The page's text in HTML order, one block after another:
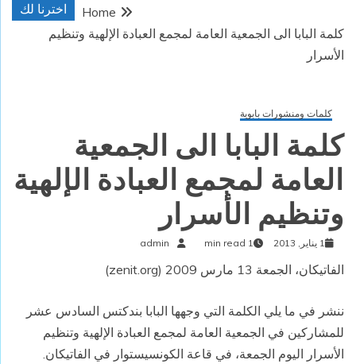
اخترنا لك
Home
كلمة البابا الى الجمعية العامة لمجمع العبادة الإلهية وتنظيم
الأسرار
كلمات ومنشورات بابوية
كلمة البابا الى الجمعية
العامة لمجمع العبادة الإلهية
وتنظيم الأسرار
1 يناير, 2013 1 min read
admin
الفاتيكان، الجمعة 13 مارس 2009 (zenit.org)
ننشر في ما يلي الكلمة التي وجهها البابا بندكتس السادس عشر
للمشاركين في الجمعية العامة لمجمع العبادة الإلهية وتنظيم
الأسرار اليوم الجمعة، في قاعة الكونسيستوار في الفاتيكان.